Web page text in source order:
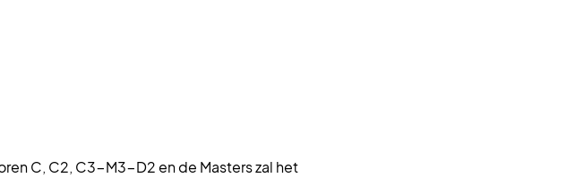
C, C2, C3-M3-D2 en de Masters zal het